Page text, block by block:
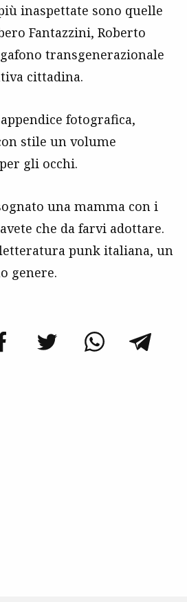
inaspettate sono quelle
Fantazzini, Roberto
transgenerazionale
cittadina.
fotografica,
stile un volume
gli occhi.
una mamma con i
che da farvi adottare.
punk italiana, un
genere.